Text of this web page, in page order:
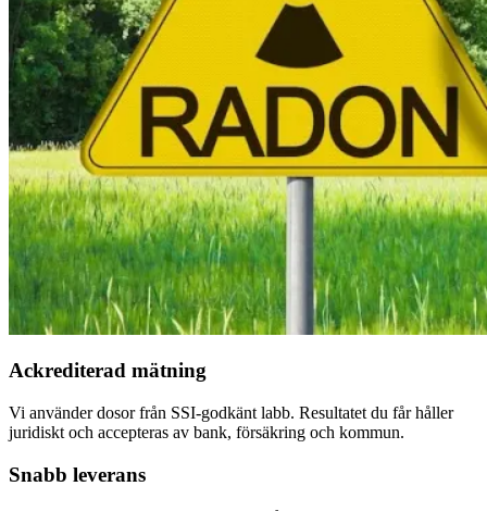
Ackrediterad mätning
Vi använder dosor från SSI-godkänt labb. Resultatet du får håller
juridiskt och accepteras av bank, försäkring och kommun.
Snabb leverans